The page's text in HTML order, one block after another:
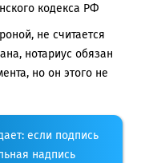
кодекса РФ
не считается
нотариус обязан
но он этого не
если подпись
надпись